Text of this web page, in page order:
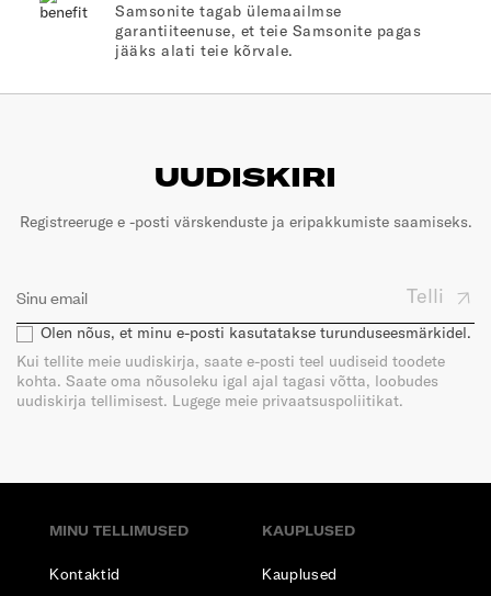
Samsonite tagab ülemaailmse
garantiiteenuse, et teie Samsonite pagas
jääks alati teie kõrvale.
UUDISKIRI
Registreeruge e -posti värskenduste ja eripakkumiste saamiseks.
Telli
Olen nõus, et minu e-posti kasutatakse turunduseesmärkidel.
Kui tellite meie uudiskirja, saate e-posti teel uudiseid toodete
kohta. Saate oma nõusoleku igal ajal tagasi võtta, loobudes
uudiskirja tellimisest. Lugege meie privaatsuspoliitikat.
MINU TELLIMUSED
Kontaktid
KAUPLUSED
Kauplused